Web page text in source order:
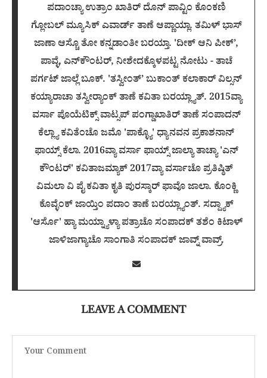
ಪದಾಂಚ್ಯಾ ಉತ್ರಾಂ ಖಾತಿರ್ ದೊನ್ ಪಾವ್ಟಿಂ ಕೊಂಕಣಿ
ಗ್ಲೋಬಲ್ ಮ್ಯೂಸಿಕ್ ಎವಾರ್ಡ್ ತಾಣೆ ಆಪ್ಣಾಯ್ಲಾ. ತಮಿಳ್ ಭಾಸ್
ಜಾಣಾ ಆಸ್ಚೊ ತೋ ಕನ್ನಡಾಂತೀ ಬರಯ್ತಾ. 'ದೀಕ್ ಆನಿ ಪೀಕ್’,
ಪಾವ್ಳೆ, ಎನ್‌ಕೌಂಟರ್, ನೀಶೇದಕ್ಕೊಳಪಟ್ಟ ನೋಟು - ತಾಚೆ
ಪರ್ಗಟ್ ಜಾಲ್ಲೆ ಬೂಕ್. 'ತಸ್ವೀಂತ್’ ಬುಕಾಂತ್ ಕಲಾಕಾರ್ ವಿಲ್ಸನ್
ಕಯ್ಯಾರಾಚಾ ತಸ್ವೀರ‍್ಯಾಂಕ್ ತಾಣೆ ಕವಿತಾ ಬರಯ್ಲ್ಯಾತ್. 2015ವ್ಯಾ
ವರ್ಸಾ ಪೊಯೆಟಿಕ್ಸ್ ವಾಟ್ಸಪ್ ಪಂಗ್ಡಾಖಾತಿರ್ ತಾಣೆ ಸಂಪಾದನ್
ಕೆಲ್ಲ್ಯಾ ಕವಿತೆಂಚೊ ಜಮೊ 'ಪಾಕ್ಳ್ಯೊ' ಧ್ಯಾನವನ ಪ್ರಕಾಶನಾನ್
ಫಾಯ್ಸ್ ಕೆಲಾ. 2016ವ್ಯಾ ವರ್ಸಾ ಫಾಯ್ಸ್ ಜಾಲ್ಯಾ ತಾಚ್ಯಾ 'ಎನ್
ಕೌಂಟರ್' ಕವಿತಾಜಮ್ಯಾಕ್ 2017ವ್ಯಾ ವರ್ಸಾಚೊ ಪ್ರತಿಷ್ಠಿತ್
ವಿಮಲಾ ವಿ ಪೈ ಕವಿತಾ ಕೃತಿ ಪುರಸ್ಕಾರ್ ಫಾವೊ ಜಾಲಾ. ಕೊಂಕ್ಣಿ
ಕೊವ್ಳೆಂಕ್ ಜಾಯ್ತಿಂ ಪದಾಂ ತಾಣೆ ಬರಯ್ಲ್ಯಾಂತ್. ಸದ್ದ್ಯಾಕ್
'ಆರ್ಸೊ' ಹ್ಯಾ ಮಯ್ನ್ಯಾಳ್ಯಾ ಪತ್ರಾಚೊ ಸಂಪಾದಕ್ ತಶೆಂ ಕಿಟಾಳ್
ಜಾಳಿಜಾಗ್ಯಾಚೊ ಸಾಂಗಾತಿ ಸಂಪಾದಕ್ ಜಾವ್ನ್ ವಾವ್ರ್.
LEAVE A COMMENT